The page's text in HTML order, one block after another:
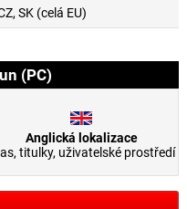
SK (celá EU)
(PC)
Anglická lokalizace
titulky, uživatelské prostředí